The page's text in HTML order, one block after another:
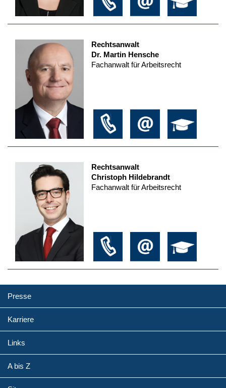
Rechtsanwalt
Dr. Martin Hensche
Fachanwalt für Arbeitsrecht
Rechtsanwalt
Christoph Hildebrandt
Fachanwalt für Arbeitsrecht
Presse
Karriere
Links
A bis Z